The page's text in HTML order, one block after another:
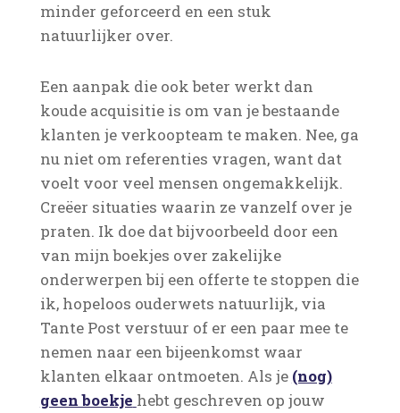
minder geforceerd en een stuk
natuurlijker over.
Een aanpak die ook beter werkt dan
koude acquisitie is om van je bestaande
klanten je verkoopteam te maken. Nee, ga
nu niet om referenties vragen, want dat
voelt voor veel mensen ongemakkelijk.
Creëer situaties waarin ze vanzelf over je
praten. Ik doe dat bijvoorbeeld door een
van mijn boekjes over zakelijke
onderwerpen bij een offerte te stoppen die
ik, hopeloos ouderwets natuurlijk, via
Tante Post verstuur of er een paar mee te
nemen naar een bijeenkomst waar
klanten elkaar ontmoeten. Als je (nog)
geen boekje hebt geschreven op jouw